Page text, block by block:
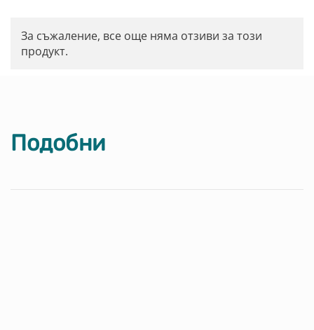
За съжаление, все още няма отзиви за този
продукт.
Подобни